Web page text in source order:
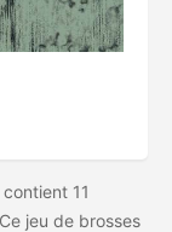
11
jeu de brosses